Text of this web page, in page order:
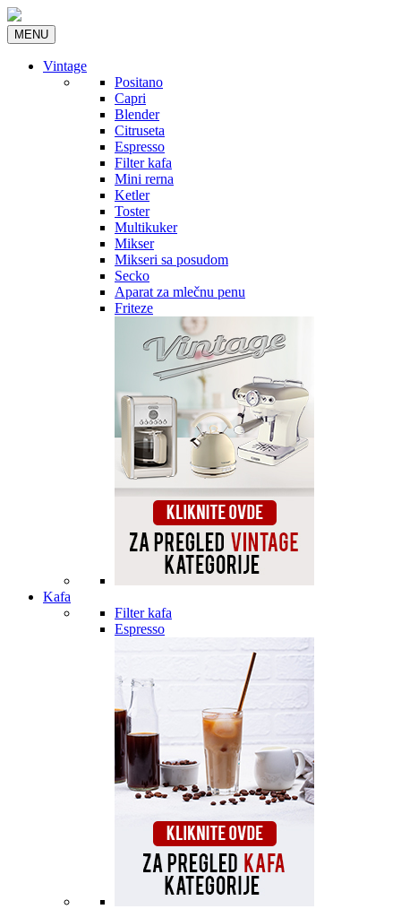
MENU
Vintage
Positano
Capri
Blender
Citruseta
Espresso
Filter kafa
Mini rerna
Ketler
Toster
Multikuker
Mikser
Mikseri sa posudom
Secko
Aparat za mlečnu penu
Friteze
Kafa
Filter kafa
Espresso